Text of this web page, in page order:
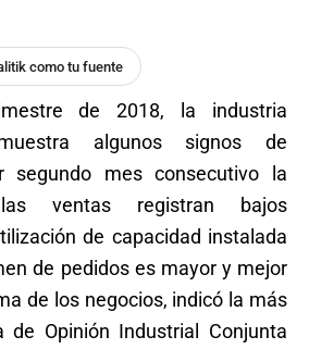
como tu fuente
de 2018, la industria
algunos signos de
segundo mes consecutivo la
ventas registran bajos
de capacidad instalada
de pedidos es mayor y mejor
de los negocios, indicó la más
de Opinión Industrial Conjunta